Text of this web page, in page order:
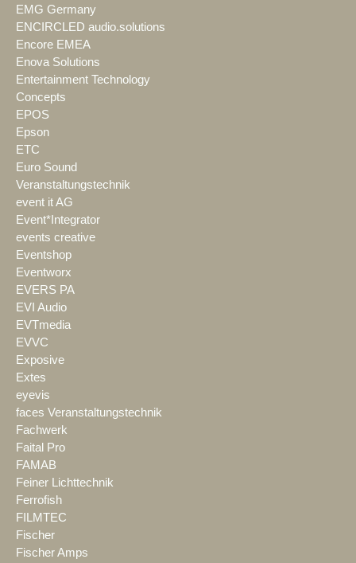
EMG Germany
ENCIRCLED audio.solutions
Encore EMEA
Enova Solutions
Entertainment Technology
Concepts
EPOS
Epson
ETC
Euro Sound
Veranstaltungstechnik
event it AG
Event*Integrator
events creative
Eventshop
Eventworx
EVERS PA
EVI Audio
EVTmedia
EVVC
Exposive
Extes
eyevis
faces Veranstaltungstechnik
Fachwerk
Faital Pro
FAMAB
Feiner Lichttechnik
Ferrofish
FILMTEC
Fischer
Fischer Amps